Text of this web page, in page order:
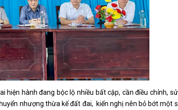
hiện hành đang bộc lộ nhiều bất cập, cần điều chỉnh,
nhượng thừa kế đất đai, kiến nghị nên bỏ bớt một